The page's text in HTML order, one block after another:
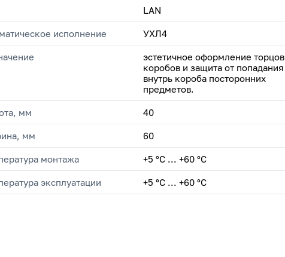
LAN
исполнение УХЛ4
эстетичное оформление торцов
коробов и защита от попадания
внутрь короба посторонних
предметов.
мм 40
мм 60
монтажа +5 °С ... +60 °С
эксплуатации +5 °C ... +60 °C